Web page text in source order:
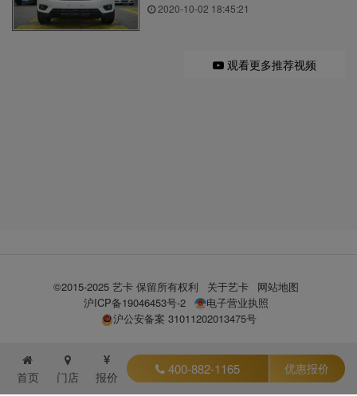
2020-10-02 18:45:21
观看更多推荐视频
©2015-2025 艺卡 保留所有权利 关于艺卡
网站地图
沪ICP备19046453号-2
电子营业执照
沪公安备案 31011202013475号
首页 门店 报价 400-882-1165 优惠报价